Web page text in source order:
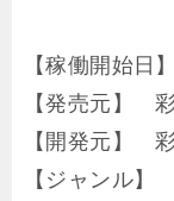
【稼働開始
【発売元】
【開発元】
【ジャンル